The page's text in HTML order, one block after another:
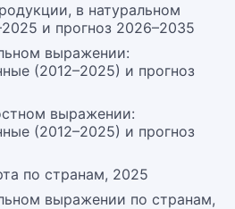
в натуральном
и прогноз 2026–2035
выражении:
(2012–2025) и прогноз
выражении:
(2012–2025) и прогноз
по странам, 2025
выражении по странам,